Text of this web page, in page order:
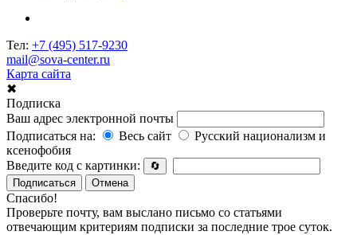
Тел: +7 (495) 517-9230
mail@sova-center.ru
Карта сайта
✖
Подписка
Ваш адрес электронной почты
Подписаться на:
Весь сайт
Русский национализм и
ксенофобия
Введите код с картинки:
🔄
Подписаться
Отмена
Спасибо!
Проверьте почту, вам выслано письмо со статьями
отвечающим критериям подписки за последние трое суток.